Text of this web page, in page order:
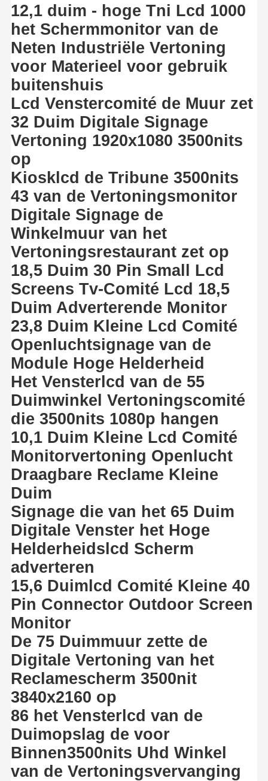
12,1 duim - hoge Tni Lcd 1000
het Schermmonitor van de
Neten Industriële Vertoning
voor Materieel voor gebruik
buitenshuis
Lcd Venstercomité de Muur zet
32 Duim Digitale Signage
Vertoning 1920x1080 3500nits
op
Kiosklcd de Tribune 3500nits
43 van de Vertoningsmonitor
Digitale Signage de
Winkelmuur van het
Vertoningsrestaurant zet op
18,5 Duim 30 Pin Small Lcd
Screens Tv-Comité Lcd 18,5
Duim Adverterende Monitor
23,8 Duim Kleine Lcd Comité
Openluchtsignage van de
Module Hoge Helderheid
Het Vensterlcd van de 55
Duimwinkel Vertoningscomité
die 3500nits 1080p hangen
10,1 Duim Kleine Lcd Comité
Monitorvertoning Openlucht
Draagbare Reclame Kleine
Duim
Signage die van het 65 Duim
Digitale Venster het Hoge
Helderheidslcd Scherm
adverteren
15,6 Duimlcd Comité Kleine 40
Pin Connector Outdoor Screen
Monitor
De 75 Duimmuur zette de
Digitale Vertoning van het
Reclamescherm 3500nit
3840x2160 op
86 het Vensterlcd van de
Duimopslag de voor
Binnen3500nits Uhd Winkel
van de Vertoningsvervanging